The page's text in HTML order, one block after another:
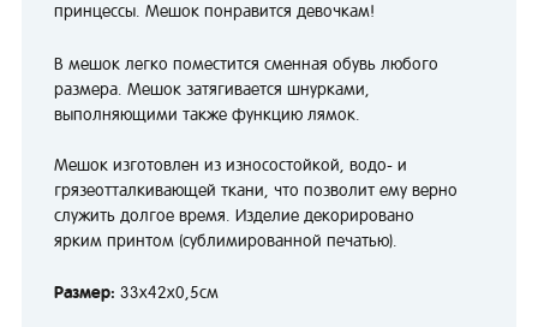
принцессы. Мешок понравится девочкам!
В мешок легко поместится сменная обувь любого
размера. Мешок затягивается шнурками,
выполняющими также функцию лямок.
Мешок изготовлен из износостойкой, водо- и
грязеотталкивающей ткани, что позволит ему верно
служить долгое время. Изделие декорировано
ярким принтом (сублимированной печатью).
Размер: 33х42х0,5см